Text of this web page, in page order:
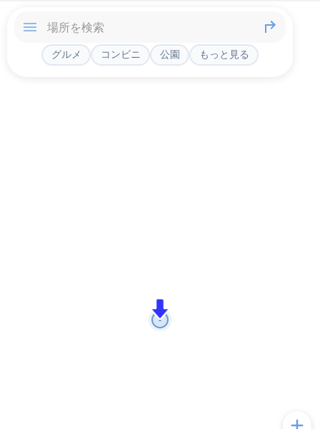
グルメ コンビニ 公園 もっと見る